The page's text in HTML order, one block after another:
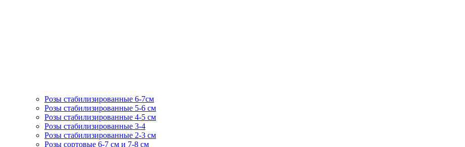
Розы стабилизированные 6-7см
Розы стабилизированные 5-6 см
Розы стабилизированные 4-5 см
Розы стабилизированные 3-4
Розы стабилизированные 2-3 см
Розы сортовые 6-7 см и 7-8 см